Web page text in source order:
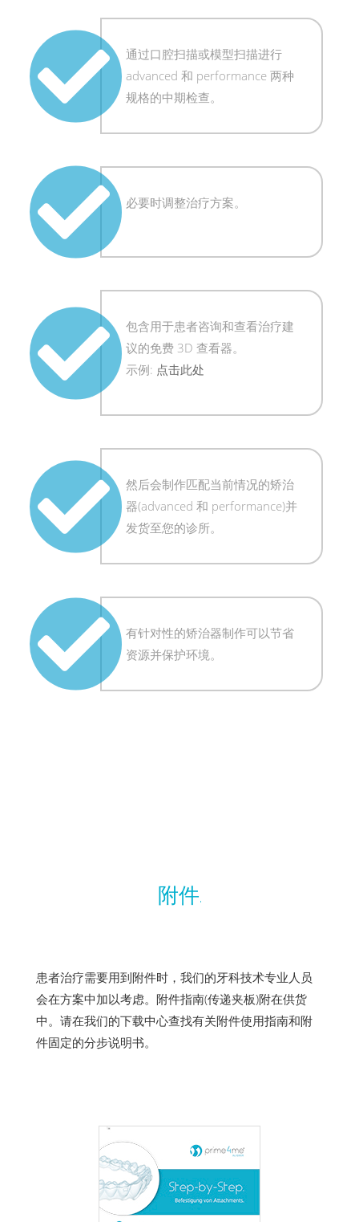
通过口腔扫描或模型扫描进行
advanced 和 performance 两种
规格的中期检查。
必要时调整治疗方案。
包含用于患者咨询和查看治疗建
议的免费 3D 查看器。
示例: 点击此处
然后会制作匹配当前情况的矫治
器(advanced 和 performance)并
发货至您的诊所。
有针对性的矫治器制作可以节省
资源并保护环境。
附件.
患者治疗需要用到附件时，我们的牙科技术专业人员
会在方案中加以考虑。附件指南(传递夹板)附在供货
中。请在我们的下载中心查找有关附件使用指南和附
件固定的分步说明书。